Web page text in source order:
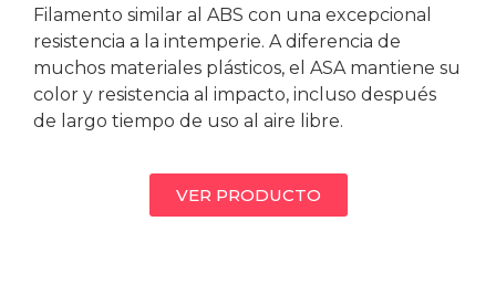
Filamento similar al ABS con una excepcional
resistencia a la intemperie. A diferencia de
muchos materiales plásticos, el ASA mantiene su
color y resistencia al impacto, incluso después
de largo tiempo de uso al aire libre.
VER PRODUCTO